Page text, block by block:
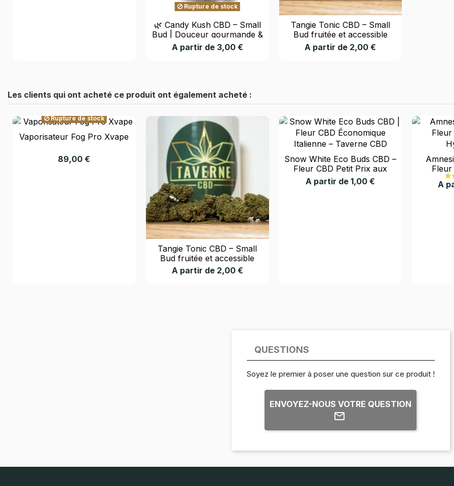
Rupture de stock
🌿 Candy Kush CBD – Small
Bud | Douceur gourmande &
détente
A partir de 3,00 €
Tangie Tonic CBD – Small
Bud fruitée et accessible
A partir de 2,00 €
Les clients qui ont acheté ce produit ont également acheté :
Rupture de stock
Vaporisateur Fog Pro Xvape
89,00 €
Tangie Tonic CBD – Small
Bud fruitée et accessible
A partir de 2,00 €
Snow White Eco Buds CBD –
Fleur CBD Petit Prix aux
Notes Douces et Résineuses
A partir de 1,00 € A
QUESTIONS
Soyez le premier à poser une question sur ce produit !
ENVOYEZ-NOUS VOTRE QUESTION